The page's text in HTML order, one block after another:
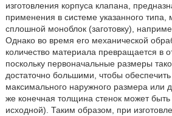
изготовления корпуса клапана,
применения в системе указанного типа,
сплошной моноблок (заготовку),
Однако во время его механической
количество материала превращается в
поскольку первоначальные размеры
достаточно большими, чтобы
максимального наружного размера или
же конечная толщина стенок может
исходной). Таким образом, при